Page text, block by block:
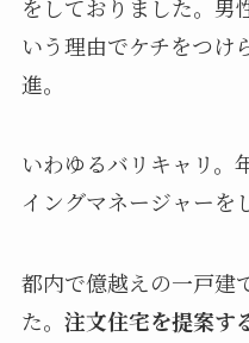
をしておりました。男
いう理由でケチをつけ
進。
いわゆるバリキャリ。
イングマネージャーを
都内で億越えの一戸建
た。 注文住宅を提案す